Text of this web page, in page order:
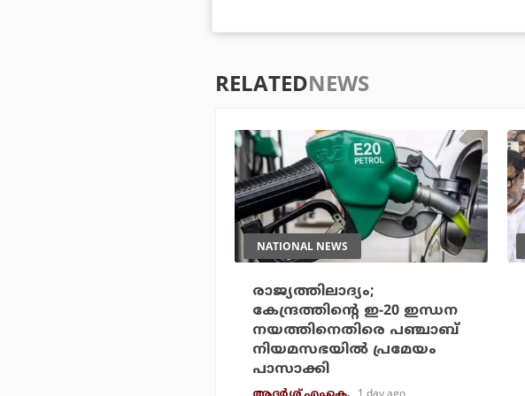
RELATEDNEWS
NATIONAL NEWS
രാജ്യത്തിലാദ്യം;
കേന്ദ്രത്തിന്റെ ഇ-20 ഇന്ധന
നയത്തിനെതിരെ പഞ്ചാബ്
നിയമസഭയില്‍ പ്രമേയം
പാസാക്കി
1 day ago